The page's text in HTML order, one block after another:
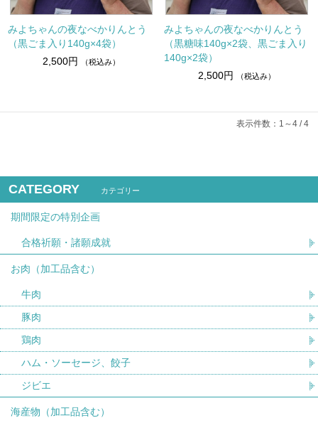
みよちゃんの夜なべかりんとう
（黒ごま入り140g×4袋）
2,500円
（税込み）
みよちゃんの夜なべかりんとう
（黒糖味140g×2袋、黒ごま入り
140g×2袋）
2,500円
（税込み）
表示件数：1～4 / 4
CATEGORY カテゴリー
期間限定の特別企画
合格祈願・諸願成就
お肉（加工品含む）
牛肉
豚肉
鶏肉
ハム・ソーセージ、餃子
ジビエ
海産物（加工品含む）